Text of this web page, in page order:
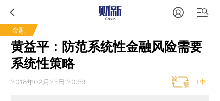
金融
黄益平：防范系统性金融风险需要
系统性策略
2018年02月25日 20:59 T中